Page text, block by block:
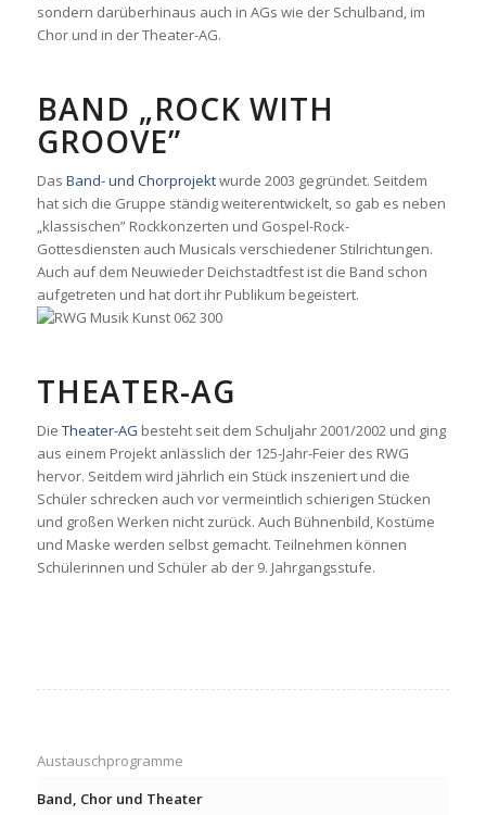
sondern darüberhinaus auch in AGs wie der Schulband, im
Chor und in der Theater-AG.
BAND „ROCK WITH
GROOVE”
Das Band- und Chorprojektwurde 2003 gegründet. Seitdem
hat sich die Gruppe ständig weiterentwickelt, so gab es neben
„klassischen” Rockkonzerten und Gospel-Rock-
Gottesdiensten auch Musicals verschiedener Stilrichtungen.
Auch auf dem Neuwieder Deichstadtfest ist die Band schon
aufgetreten und hat dort ihr Publikum begeistert.
THEATER-AG
Die Theater-AG besteht seit dem Schuljahr 2001/2002 und ging
aus einem Projekt anlässlich der 125-Jahr-Feier des RWG
hervor. Seitdem wird jährlich ein Stück inszeniert und die
Schüler schrecken auch vor vermeintlich schierigen Stücken
und großen Werken nicht zurück. Auch Bühnenbild, Kostüme
und Maske werden selbst gemacht. Teilnehmen können
Schülerinnen und Schüler ab der 9. Jahrgangsstufe.
Austauschprogramme
Band, Chor und Theater